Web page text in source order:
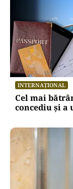
INTERNAȚIONAL
Cel mai
concediu și a